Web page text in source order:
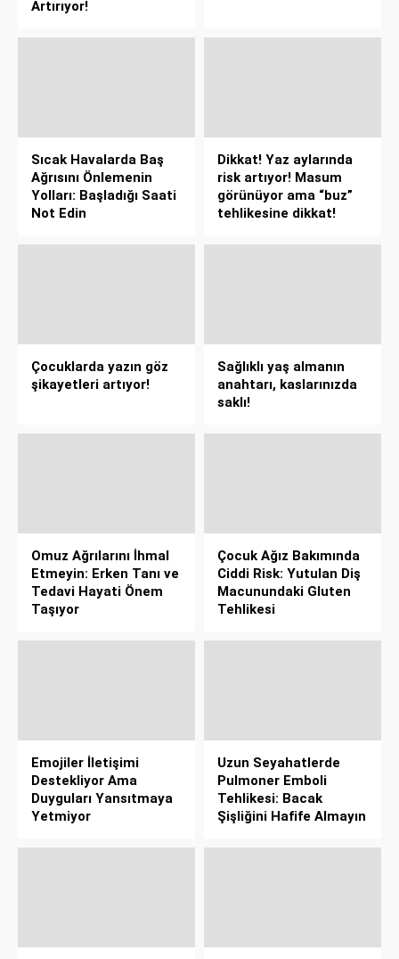
Artırıyor!
Sıcak Havalarda Baş
Ağrısını Önlemenin
Yolları: Başladığı Saati
Not Edin
Dikkat! Yaz aylarında
risk artıyor! Masum
görünüyor ama “buz”
tehlikesine dikkat!
Çocuklarda yazın göz
şikayetleri artıyor!
Sağlıklı yaş almanın
anahtarı, kaslarınızda
saklı!
Omuz Ağrılarını İhmal
Etmeyin: Erken Tanı ve
Tedavi Hayati Önem
Taşıyor
Çocuk Ağız Bakımında
Ciddi Risk: Yutulan Diş
Macunundaki Gluten
Tehlikesi
Emojiler İletişimi
Destekliyor Ama
Duyguları Yansıtmaya
Yetmiyor
Uzun Seyahatlerde
Pulmoner Emboli
Tehlikesi: Bacak
Şişliğini Hafife Almayın